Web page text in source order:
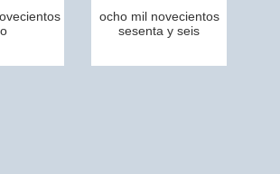
ocho mil novecientos
sesenta y seis